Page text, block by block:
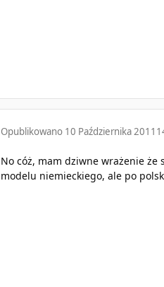
Opublikowano 10 Października 2011
No cóż, mam dziwne wrażenie że
modelu niemieckiego, ale po